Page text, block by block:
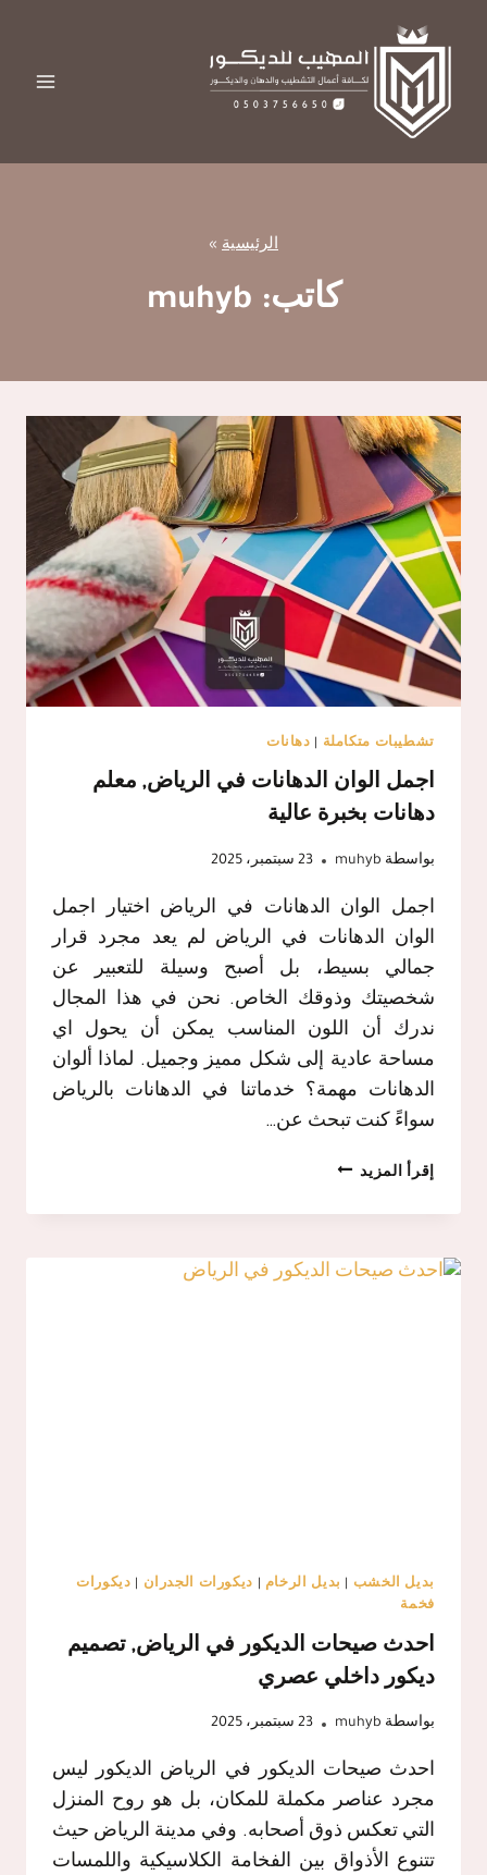
المحتوى
الرئيسية »
كاتب: muhyb
تشطيبات متكاملة دهانات
اجمل الوان الدهانات في الرياض, معلم
دهانات بخبرة عالية
بواسطة muhyb 23 سبتمبر، 2025
اجمل الوان الدهانات في الرياض اختيار اجمل
الوان الدهانات في الرياض لم يعد مجرد قرار
جمالي بسيط، بل أصبح وسيلة للتعبير عن
شخصيتك وذوقك الخاص. نحن في هذا المجال
ندرك أن اللون المناسب يمكن أن يحول اي
مساحة عادية إلى شكل مميز وجميل. لماذا ألوان
الدهانات مهمة؟ خدماتنا في الدهانات بالرياض
سواءً كنت تبحث عن…
إقرأ المزيد اجمل
الدهانات
الرياض,
بديل الخشب بديل الرخام ديكورات الجدران
ديكورات
فخمة
احدث صيحات الديكور في الرياض, تصميم
ديكور داخلي عصري
بواسطة muhyb 23 سبتمبر، 2025
احدث صيحات الديكور في الرياض الديكور ليس
مجرد عناصر مكملة للمكان، بل هو روح المنزل
التي تعكس ذوق أصحابه. وفي مدينة الرياض حيث
تتنوع الأذواق بين الفخامة الكلاسيكية واللمسات